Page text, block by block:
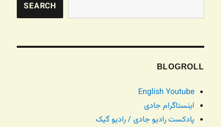
SEARCH
BLOGROLL
English Youtube
اینستاگرام جادی
پادکست رادیو جادی / رادیو گیک